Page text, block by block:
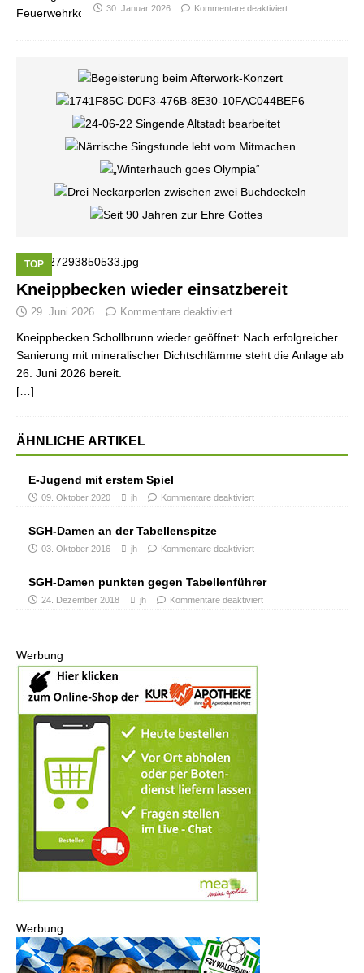
30. Januar 2026 Kommentare deaktiviert
TOP
Kneippbecken wieder einsatzbereit
29. Juni 2026 Kommentare deaktiviert
Kneippbecken Schollbrunn wieder geöffnet: Nach erfolgreicher
Sanierung mit mineralischer Dichtschlämme steht die Anlage ab
26. Juni 2026 bereit.
[…]
ÄHNLICHE ARTIKEL
E-Jugend mit erstem Spiel
09. Oktober 2020 jh Kommentare deaktiviert
SGH-Damen an der Tabellenspitze
03. Oktober 2016 jh Kommentare deaktiviert
SGH-Damen punkten gegen Tabellenführer
24. Dezember 2018 jh Kommentare deaktiviert
Werbung
Werbung